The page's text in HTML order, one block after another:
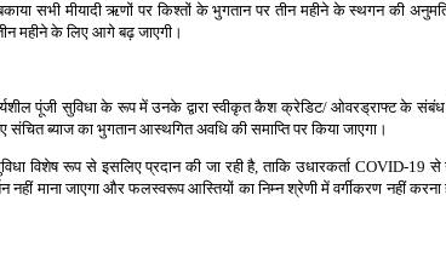
सभी मीयादी ऋणों पर किश्तों के भुगतान पर तीन महीने के स्थगन की
महीने के लिए आगे बढ़ जाएगी।
पूंजी सुविधा के रूप में उनके द्वारा स्वीकृत कैश क्रेडिट/ ओवरड्राफ्ट के
ब्याज का भुगतान आस्थगित अवधि की समाप्ति पर किया जाएगा।
विशेष रूप से इसलिए प्रदान की जा रही है, ताकि उधारकर्ता COVID-19
माना जाएगा और फलस्वरूप आस्तियों का निम्न श्रेणी में वर्गीकरण नहीं करना